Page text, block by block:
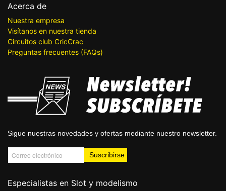
Acerca de
Nuestra empresa
Visítanos en nuestra tienda
Circuitos club CricCrac
Preguntas frecuentes (FAQs)
Sigue nuestras novedades y ofertas mediante nuestro newsletter.
Especialistas en Slot y modelismo